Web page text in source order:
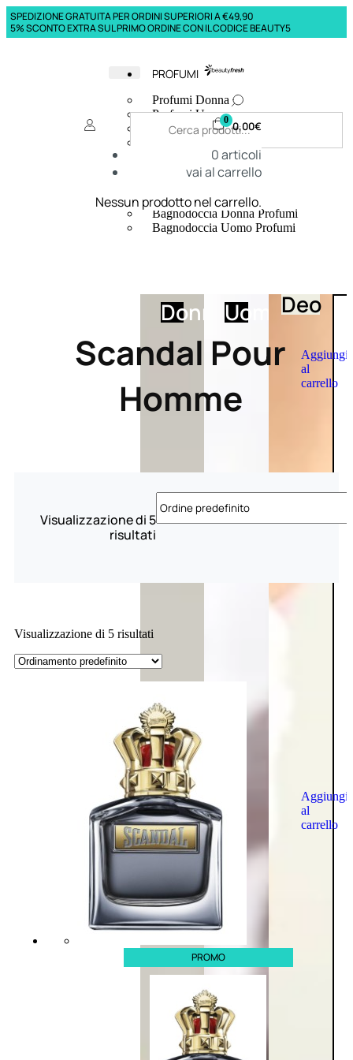
SPEDIZIONE GRATUITA PER ORDINI SUPERIORI A €49,90
5% SCONTO EXTRA SUL PRIMO ORDINE CON IL CODICE BEAUTY5
PROFUMI
Profumi Donna
Profumi Uomo
Deodoranti Donna
Corpo Donna
Corpo Uomo
Creme Mani
Bagnodoccia Donna Profumi
Bagnodoccia Uomo Profumi
DonnaUomoDeo
Aggiungi
al
carrello
Aggiungi
al
carrello
0 0,00€
0articoli
vai al carrello
Nessun prodotto nel carrello.
Scandal Pour
Homme
Visualizzazione di 5
risultati
Visualizzazione di 5 risultati
PROMO